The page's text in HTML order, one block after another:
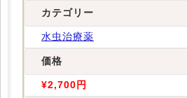
カテゴリー
水虫治療薬
価格
¥2,700円